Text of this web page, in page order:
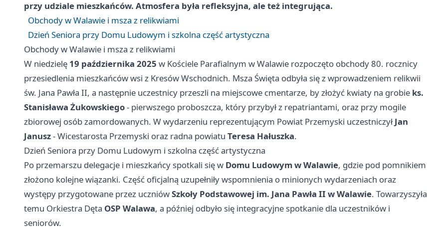
przy udziale mieszkańców. Atmosfera była refleksyjna, ale też integrująca.
Obchody w Walawie i msza z relikwiami
Dzień Seniora przy Domu Ludowym i szkolna część artystyczna
Obchody w Walawie i msza z relikwiami
W niedzielę 19 października 2025 w Kościele Parafialnym w Walawie rozpoczęto obchody 80. rocznicy
przesiedlenia mieszkańców wsi z Kresów Wschodnich. Msza Święta odbyła się z wprowadzeniem relikwii
św. Jana Pawła II, a następnie uczestnicy przeszli na miejscowe cmentarze, by złożyć kwiaty na grobie ks.
Stanisława Żukowskiego- pierwszego proboszcza, który przybył z repatriantami, oraz przy mogile
zbiorowej osób zamordowanych. W wydarzeniu reprezentującym Powiat Przemyski uczestniczyłJan
Janusz- Wicestarosta Przemyski oraz radna powiatu Teresa Hałuszka.
Dzień Seniora przy Domu Ludowym i szkolna część artystyczna
Po przemarszu delegacje i mieszkańcy spotkali się w Domu Ludowym w Walawie, gdzie pod pomnikiem
złożono kolejne wiązanki. Część oficjalną uzupełniły wspomnienia o minionych wydarzeniach oraz
występy przygotowane przez uczniówSzkoły Podstawowej im. Jana Pawła II w Walawie. Towarzyszyła
temu Orkiestra Dęta OSP Walawa, a później odbyło się integracyjne spotkanie dla uczestników i
seniorów.